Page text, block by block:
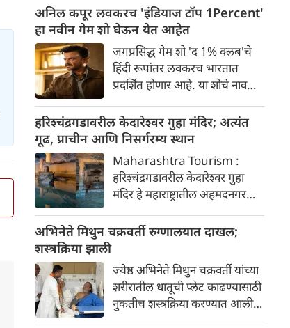
लाडक्या मांजरींसोबत एक खास नाते
असते आणि त्या अनेकदा
त्यांच्यासोबत घालवलेले सुंदर क्षण
सोशल मीडियावर चाहत्यांसोबत शेअर
करतात. जागतिक मांजर
दिनानिमित्त, चला अशा पाच
अभिनेत्रींबद्दल जाणून घेऊया, ज्या
अभिमानाने स्वतःला "कॅट मॉम"
(मांजरींची आई) म्हणतात.
अनिल कपूर लवकरच 'इंडियाज टॉप 1Percent'
हा नवीन गेम शो घेऊन येत आहेत
जगप्रसिद्ध गेम शो 'द 1% क्लब'चे
हिंदी रूपांतर लवकरच भारतात
प्रदर्शित होणार आहे. या शोचे नाव
याचे सूत्रसंचालन अभिनेता अनिल
कपूर करणार आहे. या नवीन
जाणून घ्या?
हरिश्चंद्रगडावरील केदारेश्वर गुहा मंदिर; अत्यंत
गूढ, प्राचीन आणि निसर्गरम्य स्थान
Maharashtra Tourism :
हरिश्चंद्रगडावरील केदारेश्वर गुहा
मंदिर हे महाराष्ट्रातील अहमदनगर
एक अत्यंत गूढ, प्राचीन आणि
भगवान शिवाला समर्पित असून
तेथील पिंडी आणि नैसर्गिक रचना
पर्यटकांचे मोठे आकर्षण आहे.
अभिनेते मिथुन चक्रवर्ती रुग्णालयात दाखल;
शस्त्रक्रिया झाली
ज्येष्ठ अभिनेते मिथुन चक्रवर्ती यांच्या
शरीरातील धातूची प्लेट काढण्यासाठी
नुकतीच शस्त्रक्रिया करण्यात आली.